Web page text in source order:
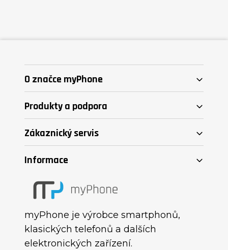
O značce myPhone
Produkty a podpora
Zákaznický servis
Informace
myPhone je výrobce smartphonů,
klasických telefonů a dalších
elektronických zařízení.​